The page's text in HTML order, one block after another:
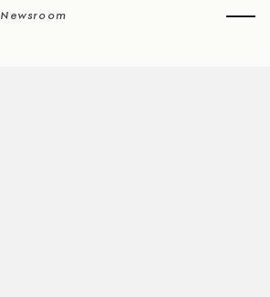
Newsroom